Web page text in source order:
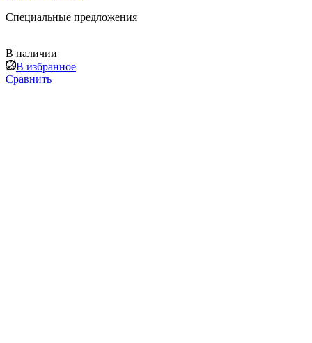
Специальные предложения
В наличии
В избранное
Сравнить